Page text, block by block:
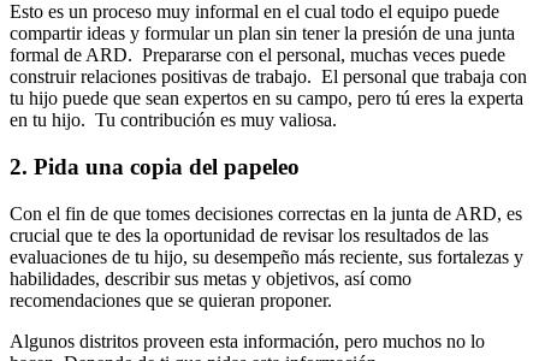
Esto es un proceso muy informal en el cual todo el equipo puede
compartir ideas y formular un plan sin tener la presión de una junta
formal de ARD. Prepararse con el personal, muchas veces puede
construir relaciones positivas de trabajo. El personal que trabaja con
tu hijo puede que sean expertos en su campo, pero tú eres la experta
en tu hijo. Tu contribución es muy valiosa.
2. Pida una copia del papeleo
Con el fin de que tomes decisiones correctas en la junta de ARD, es
crucial que te des la oportunidad de revisar los resultados de las
evaluaciones de tu hijo, su desempeño más reciente, sus fortalezas y
habilidades, describir sus metas y objetivos, así como
recomendaciones que se quieran proponer.
Algunos distritos proveen esta información, pero muchos no lo